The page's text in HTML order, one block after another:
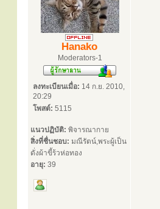
Hanako
Moderators-1
ลงทะเบียนเมื่อ: 14 ก.ย. 2010,
20:29
โพสต์: 5115
แนวปฏิบัติ: พิจารณากาย
สิ่งที่ชื่นชอบ: มณีรัตน์,พระผู้เป็น
ดั่งผ้าขี้ร้วห่อทอง
อายุ: 39